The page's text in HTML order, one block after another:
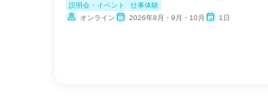
説明会・イベント
仕事体験
オンライン
2026年8月・9月・10月 1日